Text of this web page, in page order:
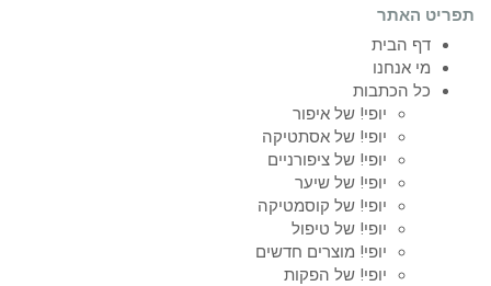
תפריט האתר
דף הבית
מי אנחנו
כל הכתבות
יופי! של איפור
יופי! של אסתטיקה
יופי! של ציפורניים
יופי! של שיער
יופי! של קוסמטיקה
יופי! של טיפול
יופי! מוצרים חדשים
יופי! של הפקות